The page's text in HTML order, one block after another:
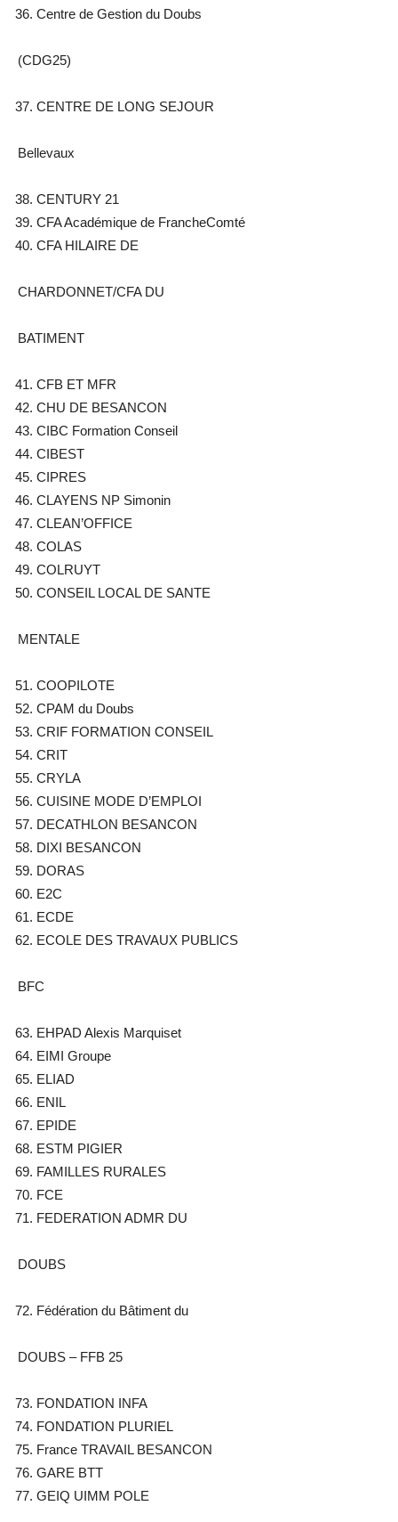
Centre de Gestion du Doubs
(CDG25)
CENTRE DE LONG SEJOUR
Bellevaux
CENTURY 21
CFA Académique de FrancheComté
CFA HILAIRE DE
CHARDONNET/CFA DU
BATIMENT
CFB ET MFR
CHU DE BESANCON
CIBC Formation Conseil
CIBEST
CIPRES
CLAYENS NP Simonin
CLEAN’OFFICE
COLAS
COLRUYT
CONSEIL LOCAL DE SANTE
MENTALE
COOPILOTE
CPAM du Doubs
CRIF FORMATION CONSEIL
CRIT
CRYLA
CUISINE MODE D’EMPLOI
DECATHLON BESANCON
DIXI BESANCON
DORAS
E2C
ECDE
ECOLE DES TRAVAUX PUBLICS
BFC
EHPAD Alexis Marquiset
EIMI Groupe
ELIAD
ENIL
EPIDE
ESTM PIGIER
FAMILLES RURALES
FCE
FEDERATION ADMR DU
DOUBS
Fédération du Bâtiment du
DOUBS – FFB 25
FONDATION INFA
FONDATION PLURIEL
France TRAVAIL BESANCON
GARE BTT
GEIQ UIMM POLE